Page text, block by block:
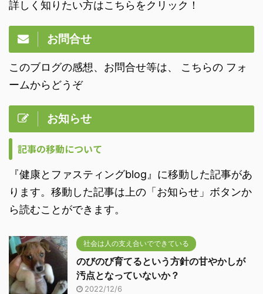
詳しく知りたい方はこちらをクリック！
お問合せ
このブログの感想、お問合せ等は、 こちらの フォ
ームからどうぞ
お知らせ
記事の移動について
『健康とファスティングblog』に移動した記事があ
ります。移動した記事は上の「お知らせ」ボタンか
ら読むことができます。
社会は人の支え合いでできている
のびのび育てるという方針の甘やかしが
汚点となっていないか？
2022/12/6